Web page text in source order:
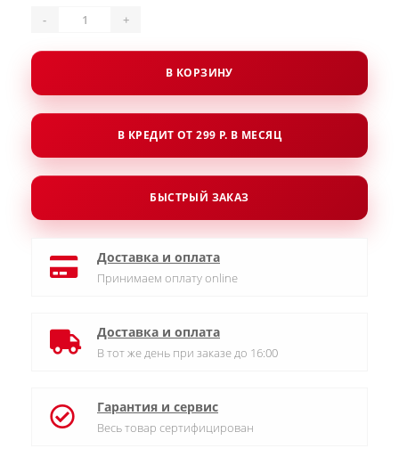
- +
В КОРЗИНУ
В КРЕДИТ ОТ 299 Р. В МЕСЯЦ
БЫСТРЫЙ ЗАКАЗ
Доставка и оплата
Принимаем оплату online
Доставка и оплата
В тот же день при заказе до 16:00
Гарантия и сервис
Весь товар сертифицирован